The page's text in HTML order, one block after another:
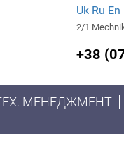
Uk Ru En
2/1
+38
МЕНЕДЖМЕНТ